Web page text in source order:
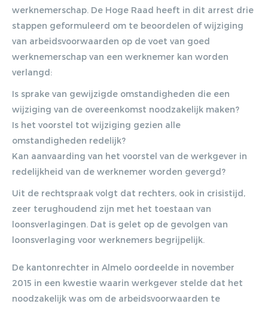
werknemerschap. De Hoge Raad heeft in dit arrest drie
stappen geformuleerd om te beoordelen of wijziging
van arbeidsvoorwaarden op de voet van goed
werknemerschap van een werknemer kan worden
verlangd:
Is sprake van gewijzigde omstandigheden die een
wijziging van de overeenkomst noodzakelijk maken?
Is het voorstel tot wijziging gezien alle
omstandigheden redelijk?
Kan aanvaarding van het voorstel van de werkgever in
redelijkheid van de werknemer worden gevergd?
Uit de rechtspraak volgt dat rechters, ook in crisistijd,
zeer terughoudend zijn met het toestaan van
loonsverlagingen. Dat is gelet op de gevolgen van
loonsverlaging voor werknemers begrijpelijk.
De kantonrechter in Almelo oordeelde in november
2015 in een kwestie waarin werkgever stelde dat het
noodzakelijk was om de arbeidsvoorwaarden te